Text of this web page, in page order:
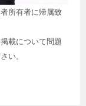
所有者に帰属致
載について問題
い。